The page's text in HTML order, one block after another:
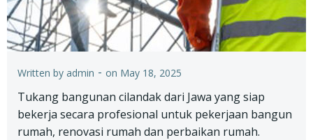
Written by admin - on May 18, 2025
Tukang bangunan cilandak dari Jawa yang siap
bekerja secara profesional untuk pekerjaan bangun
rumah, renovasi rumah dan perbaikan rumah.